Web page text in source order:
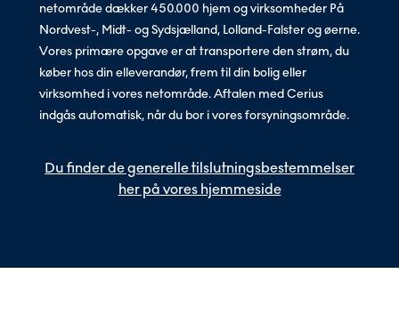
netområde dækker 450.000 hjem og virksomheder På
Nordvest-, Midt- og Sydsjælland, Lolland-Falster og øerne.
Vores primære opgave er at transportere den strøm, du
køber hos din elleverandør, frem til din bolig eller
virksomhed i vores netområde. Aftalen med Cerius
indgås automatisk, når du bor i vores forsyningsområde.
Du finder de generelle tilslutningsbestemmelser
her på vores hjemmeside